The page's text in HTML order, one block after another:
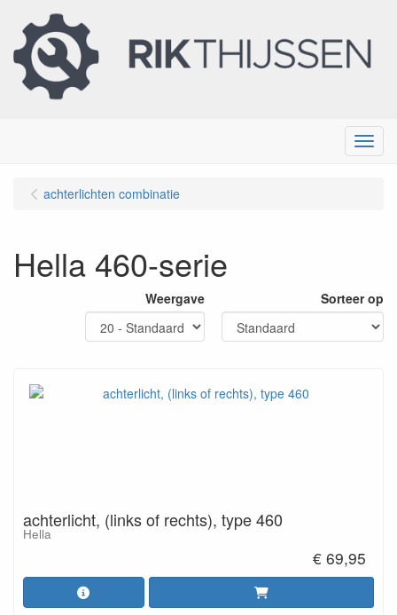
Menu
achterlichten combinatie
Hella 460-serie
Weergave Sorteer op
achterlicht, (links of rechts), type 460
Hella
€ 69,95